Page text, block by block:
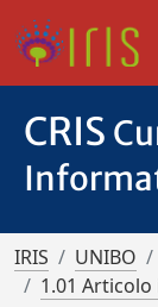
CRIS
IRIS UNIBO
1.01